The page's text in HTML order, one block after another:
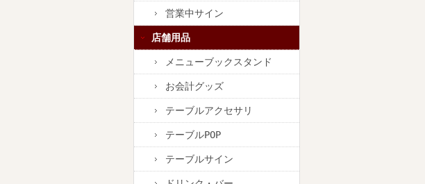
営業中サイン
店舗用品
メニューブックスタンド
お会計グッズ
テーブルアクセサリ
テーブルPOP
テーブルサイン